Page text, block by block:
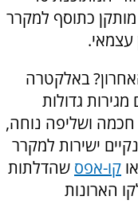
כתוסף למקרר
עצמאי.
באלקטרה
גדולות
חכמה ושליפה נוחה,
ישירות למקרר
או קו-אפס שהדלתות
הארונות